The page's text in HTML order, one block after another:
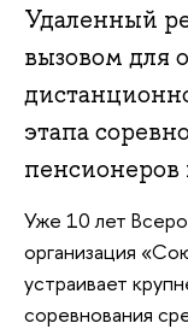
Удаленный
вызовом для
этапа
Уже 10 лет
организация
устраивает
соревнования